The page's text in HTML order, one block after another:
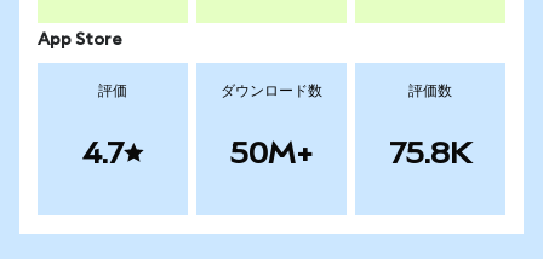
App Store
評価
4.7
ダウンロード数
50M+
評価数
75.8K